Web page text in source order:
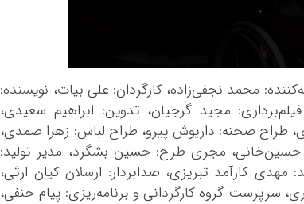
محمد نجفی‌زاده، کارگردان: علی بیات، نویسنده:
مجید گرجیان، تدوین: ابراهیم سعیدی،
صحنه: داریوش پیرو، طراح لباس: زهرا صمدی،
مجری طرح: حسین بشگرد، مدیر تولید:
کارآمد تبریزی، صدابردار: ارسلان کیان ارثی،
سرپرست گروه کارگردانی و برنامه‌ریزی: پیام حنفی،